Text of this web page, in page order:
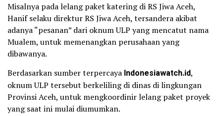
Misalnya pada lelang paket katering di RS Jiwa Aceh,
Hanif selaku direktur RS Jiwa Aceh, tersandera akibat
adanya “pesanan” dari oknum ULP yang mencatut nama
Mualem, untuk memenangkan perusahaan yang
dibawanya.
Berdasarkan sumber terpercaya Indonesiawatch.id,
oknum ULP tersebut berkeliling di dinas di lingkungan
Provinsi Aceh, untuk mengkoordinir lelang paket proyek
yang saat ini mulai diumumkan.